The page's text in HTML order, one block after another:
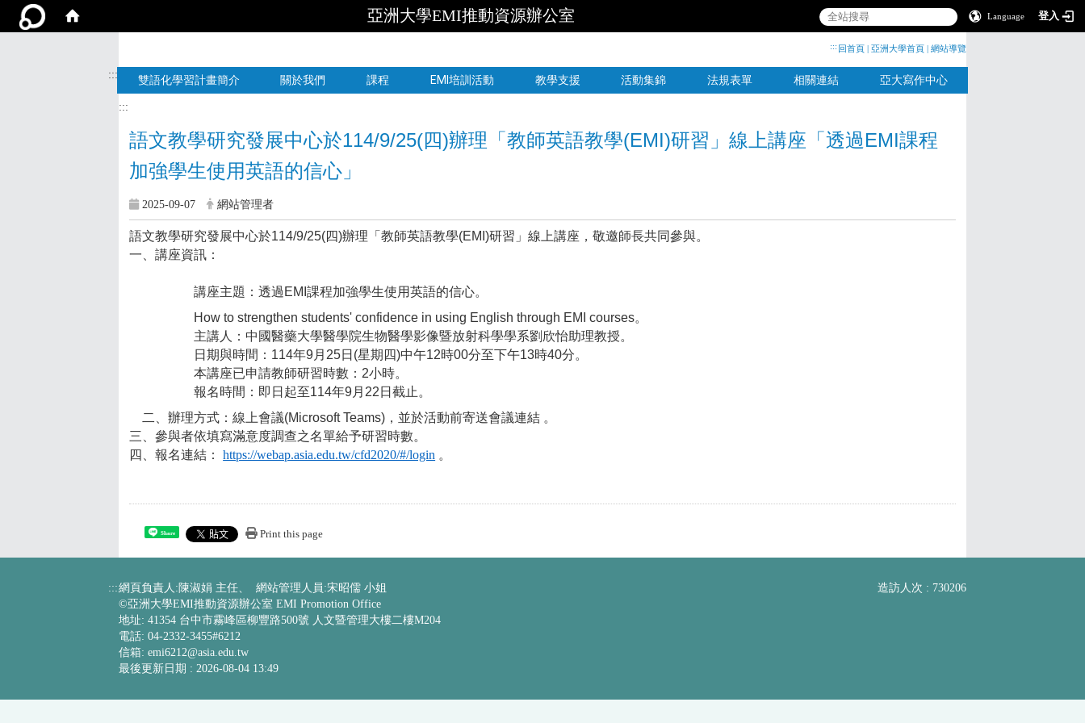
亞洲大學EMI推動資源辦公室 Language 登入
::: 回首頁 | 亞洲大學首頁 | 網站導覽
::: 雙語化學習計畫簡介 關於我們 課程 EMI培訓活動 教學支援 活動集錦 法規表單 相關連結 亞大寫作中心
:::
語文教學研究發展中心於114/9/25(四)辦理「教師英語教學(EMI)研習」線上講座「透過EMI課程
加強學生使用英語的信心」
2025-09-07 網站管理者
語文教學研究發展中心於114/9/25(四)辦理「教師英語教學(EMI)研習」線上講座，敬邀師長共同參與。
一、講座資訊：
講座主題：透過EMI課程加強學生使用英語的信心。
How to strengthen students' confidence in using English through EMI courses。
主講人：中國醫藥大學醫學院生物醫學影像暨放射科學學系劉欣怡助理教授。
日期與時間：114年9月25日(星期四)中午12時00分至下午13時40分。
本講座已申請教師研習時數：2小時。
報名時間：即日起至114年9月22日截止。
二、辦理方式：線上會議(Microsoft Teams)，並於活動前寄送會議連結 。
三、參與者依填寫滿意度調查之名單給予研習時數。
四、報名連結：https://webap.asia.edu.tw/cfd2020/#/login 。
Share Print this page
:::網頁負責人:陳淑娟 主任、 網站管理人員:宋昭儒 小姐
©亞洲大學EMI推動資源辦公室 EMI Promotion Office
地址: 41354 台中市霧峰區柳豐路500號 人文暨管理大樓二樓M204
電話: 04-2332-3455#6212
信箱: emi6212@asia.edu.tw
造訪人次 : 730206
最後更新日期 : 2026-08-04 13:49